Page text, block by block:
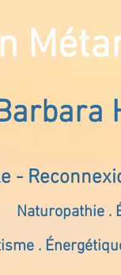
-
Naturopathie .
.